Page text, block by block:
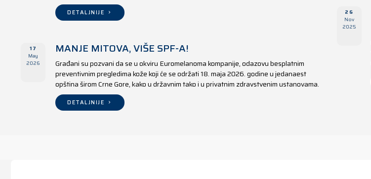
DETALJNIJE
17
May
2026
MANJE MITOVA, VIŠE SPF-A!
Građani su pozvani da se u okviru Euromelanoma kompanije, odazovu besplatnim
preventivnim pregledima kože koji će se održati 18. maja 2026. godine u jedanaest
opština širom Crne Gore, kako u državnim tako i u privatnim zdravstvenim ustanovama.
DETALJNIJE
26
Nov
2025